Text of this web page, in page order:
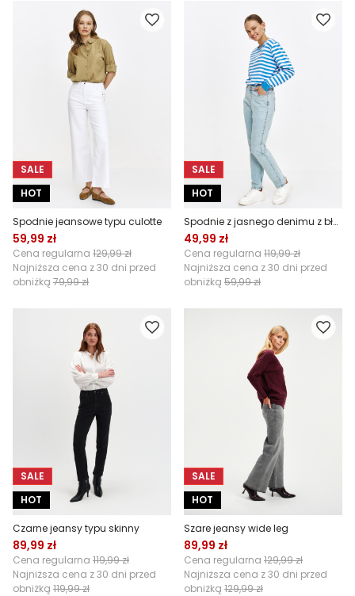
SALE
HOT
Spodnie jeansowe typu culotte
59,99 zł
Cena regularna 129,99 zł
Najniższa cena z 30 dni przed
obniżką 79,99 zł
SALE
HOT
Spodnie z jasnego denimu z błyszczącymi dżetami
49,99 zł
Cena regularna 119,99 zł
Najniższa cena z 30 dni przed
obniżką 59,99 zł
SALE
HOT
Czarne jeansy typu skinny
89,99 zł
Cena regularna 119,99 zł
Najniższa cena z 30 dni przed
obniżką 119,99 zł
SALE
HOT
Szare jeansy wide leg
89,99 zł
Cena regularna 129,99 zł
Najniższa cena z 30 dni przed
obniżką 129,99 zł